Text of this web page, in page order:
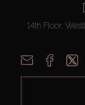
14th Floor,